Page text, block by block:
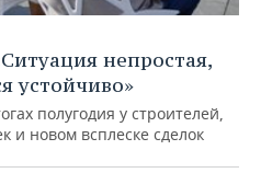
непростая,
устойчиво»
полугодия у строителей,
и новом всплеске сделок